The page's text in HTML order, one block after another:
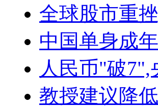
全球股市重
中国单身成
人民币"破
教授建议降